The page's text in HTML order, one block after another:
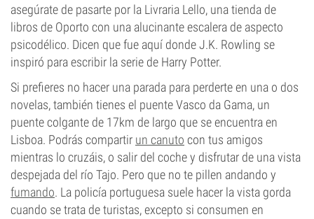
asegúrate de pasarte por la Livraria Lello, una tienda de
libros de Oporto con una alucinante escalera de aspecto
psicodélico. Dicen que fue aquí donde J.K. Rowling se
inspiró para escribir la serie de Harry Potter.
Si prefieres no hacer una parada para perderte en una o dos
novelas, también tienes el puente Vasco da Gama, un
puente colgante de 17km de largo que se encuentra en
Lisboa. Podrás compartir un canuto con tus amigos
mientras lo cruzáis, o salir del coche y disfrutar de una vista
despejada del río Tajo. Pero que no te pillen andando y
fumando. La policía portuguesa suele hacer la vista gorda
cuando se trata de turistas, excepto si consumen en